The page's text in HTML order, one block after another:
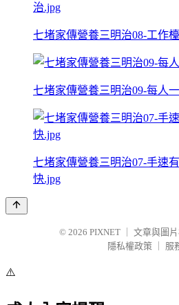
七堵家傳營養三明治08-工作
七堵家傳營養三明治09-每人
七堵家傳營養三明治07-手速
快.jpg
© 2026 PIXNET
文章與圖
隱私權政策
服
⚠️